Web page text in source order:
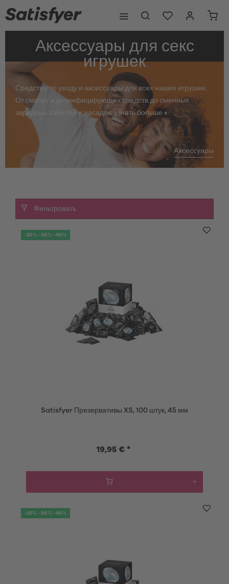
Аксессуары для секс
игрушек
Средства по уходу и аксессуары для всех наших игрушек.
От смазок и дезинфицирующих средств до сменных
зарядных кабелей и насадок. узнать больше »
Aксессуары
Фильтровать
-20% -30% -40%
Satisfyer Презервативы XS, 100 штук, 45 мм
19,95 € *
-20% -30% -40%